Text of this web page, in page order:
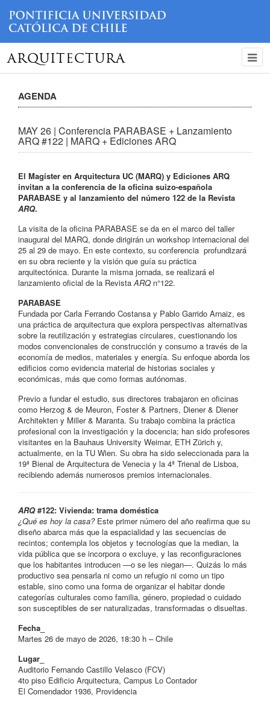
ARQUITECTURA
AGENDA
MAY 26 | Conferencia PARABASE + Lanzamiento
ARQ #122 | MARQ + Ediciones ARQ
El Magíster en Arquitectura UC (MARQ) y Ediciones ARQ
invitan a la conferencia de la oficina suizo-española
PARABASE y al lanzamiento del número 122 de la Revista
ARQ.
La visita de la oficina PARABASE se da en el marco del taller
inaugural del MARQ, donde dirigirán un workshop internacional del
25 al 29 de mayo. En este contexto, su conferencia profundizará
en su obra reciente y la visión que guía su práctica
arquitectónica. Durante la misma jornada, se realizará el
lanzamiento oficial de la Revista ARQ n°122.
PARABASE
Fundada por Carla Ferrando Costansa y Pablo Garrido Arnaiz, es
una práctica de arquitectura que explora perspectivas alternativas
sobre la reutilización y estrategias circulares, cuestionando los
modos convencionales de construcción y consumo a través de la
economía de medios, materiales y energía. Su enfoque aborda los
edificios como evidencia material de historias sociales y
económicas, más que como formas autónomas.
Previo a fundar el estudio, sus directores trabajaron en oficinas
como Herzog & de Meuron, Foster & Partners, Diener & Diener
Architekten y Miller & Maranta. Su trabajo combina la práctica
profesional con la investigación y la docencia; han sido profesores
visitantes en la Bauhaus University Weimar, ETH Zürich y,
actualmente, en la TU Wien. Su obra ha sido seleccionada para la
19ª Bienal de Arquitectura de Venecia y la 4ª Trienal de Lisboa,
recibiendo además numerosos premios internacionales.
ARQ#122: Vivienda: trama doméstica
¿Qué es hoy la casa?Este primer número del año reafirma que su
diseño abarca más que la espacialidad y las secuencias de
recintos; contempla los objetos y tecnologías que la median, la
vida pública que se incorpora o excluye, y las reconfiguraciones
que los habitantes introducen —o se les niegan—. Quizás lo más
productivo sea pensarla ni como un refugio ni como un tipo
estable, sino como una forma de organizar el habitar donde
categorías culturales como familia, género, propiedad o cuidado
son susceptibles de ser naturalizadas, transformadas o disueltas.
Fecha_
Martes 26 de mayo de 2026, 18:30 h – Chile
Lugar_
Auditorio Fernando Castillo Velasco (FCV)
4to piso Edificio Arquitectura, Campus Lo Contador
El Comendador 1936, Providencia